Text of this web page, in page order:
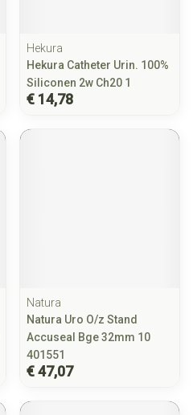
Hekura
Hekura Catheter Urin. 100%
Siliconen 2w Ch20 1
€ 14,78
Natura
Natura Uro O/z Stand
Accuseal Bge 32mm 10
401551
€ 47,07